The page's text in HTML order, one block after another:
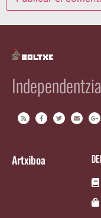
Artxiboa